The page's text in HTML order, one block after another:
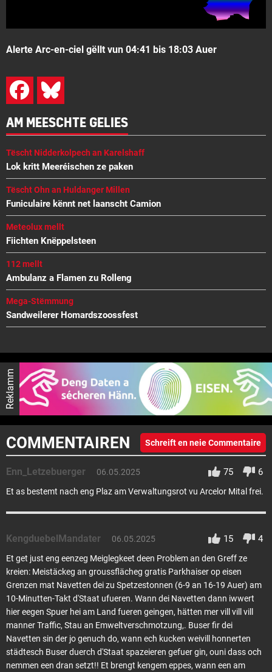
Alerte Arc-en-ciel gëllt vun 04:41 bis 18:03 Auer
AM MEESCHTE GELIES
Tëscht Nidderkolpech an Karelshaff
Lok kritt Meeréischen ze paken
Tëscht Ohn an Huldanger Millen
Funiculaire kënnt net laanscht Camion
Meteolux mellt
Fiichten Knëppelsteen
112 mellt
Ambulanz a Flamen zu Rolleng
Mega-Stëmmung
Sandweilerer Homardszoossfest
Reklamm
COMMENTAIREN Schreift en neie Commentaire
Enn_Letzebuerger 06.05.2025 75 6
Et as bestemt nach eng Plaz am Verwaltungsrot vu Arcelor Mital frei.
KengduebelMandater 06.05.2025 15 4
Et get just eng eenzeg Meiglegkeet deen Problem an den Greff ze
kreien: Meistäckeg an groussflächeg gratis Parkhaiser op eisen
Grenzen mat Navetten dei zu Spetzestonnen (6-9 an 16-19 Auer) am
10-Minutten-Takt d'Staat ufueren. Wann dei Navetten dann iwwert
hier eegen Spuer hei am Land fueren geingen, hätten mer vill vill vill
manner Traffic, Stau an Emweltverschmotzung,. Buser fir dei
Navetten sin der jo genuch do, wann ech kucken weivill honnerten
städtesch Buser duerch d'Staat spazeieren gefuer gin, ouni dass och
nemmen een dran setzt!! Et brengt kengem eppes, wann een am